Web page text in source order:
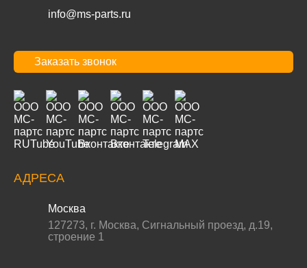
info@ms-parts.ru
Заказать звонок
АДРЕСА
Москва
127273, г. Москва, Сигнальный проезд, д.19,
строение 1